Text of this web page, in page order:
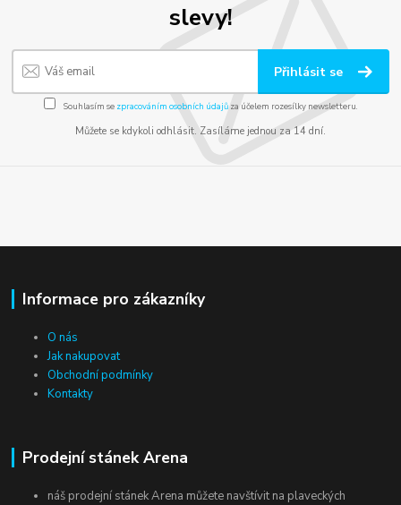
slevy!
Přihlásit se
Souhlasím se zpracováním osobních údajůza účelem rozesílky newsletteru.
Můžete se kdykoli odhlásit. Zasíláme jednou za 14 dní.
Informace pro zákazníky
O nás
Jak nakupovat
Obchodní podmínky
Kontakty
Prodejní stánek Arena
náš prodejní stánek Arena můžete navštívit na plaveckých